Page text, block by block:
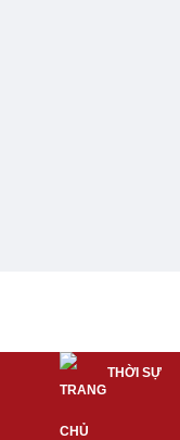
THỜI SỰ